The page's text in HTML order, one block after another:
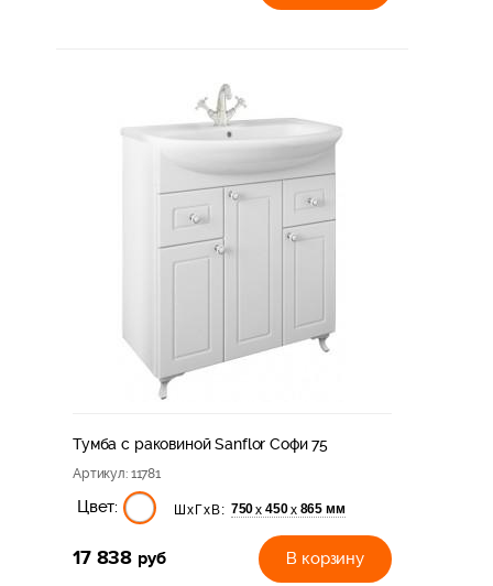
Тумба с раковиной Sanflor Софи 75
Артикул: 11781
Цвет: ШхГхВ: 750х 450х 865 мм
17 838 руб В корзину